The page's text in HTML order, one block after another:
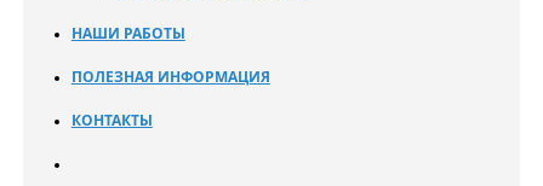
НАШИ РАБОТЫ
ПОЛЕЗНАЯ ИНФОРМАЦИЯ
КОНТАКТЫ